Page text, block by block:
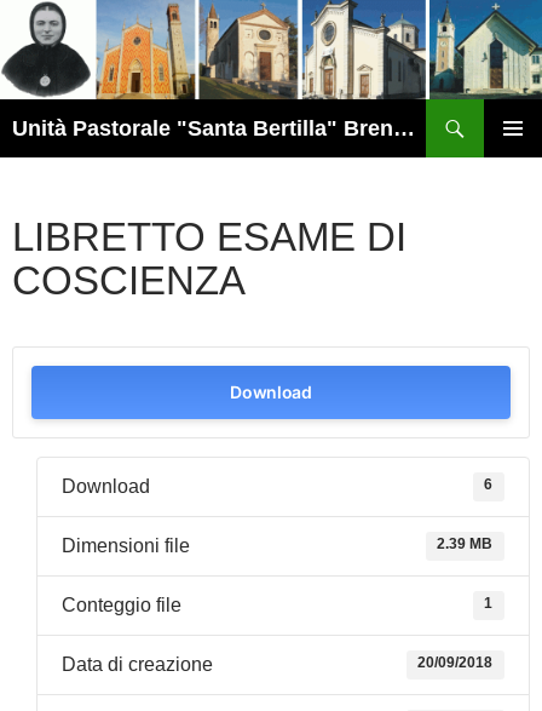
contenuto
Unità Pastorale "Santa Bertilla" Brendola
LIBRETTO ESAME DI
COSCIENZA
Download
Download 6
Dimensioni file 2.39 MB
Conteggio file 1
Data di creazione 20/09/2018